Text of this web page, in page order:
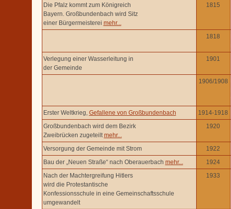
Die Pfalz kommt zum Königreich
Bayern. Großbundenbach wird Sitz
einer Bürgermeisterei mehr...
1815
1818
Verlegung einer Wasserleitung in
der Gemeinde
1901
1906/1908
Erster Weltkrieg, Gefallene von Großbundenbach
1914-1918
Großbundenbach wird dem Bezirk
Zweibrücken zugeteiltmehr...
1920
Versorgung der Gemeinde mit Strom
1922
Bau der „Neuen Straße“ nach Oberauerbach mehr...
1924
Nach der Machtergreifung Hitlers
wird die Protestantische
Konfessionsschule in eine Gemeinschaftsschule
umgewandelt
1933